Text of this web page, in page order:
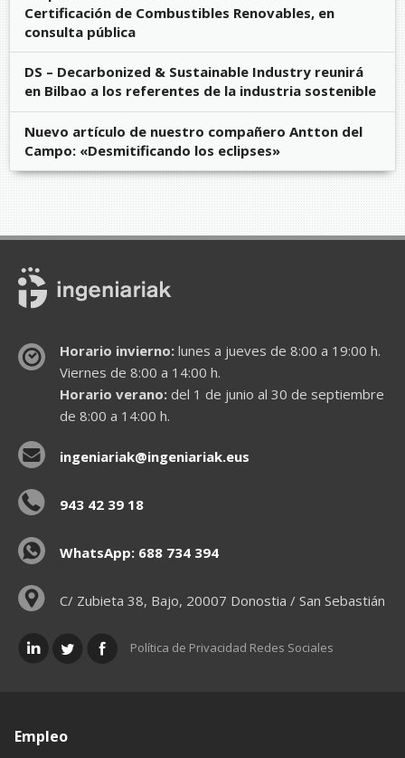
Certificación de Combustibles Renovables, en
consulta pública
DS – Decarbonized & Sustainable Industry reunirá
en Bilbao a los referentes de la industria sostenible
Nuevo artículo de nuestro compañero Antton del
Campo: «Desmitificando los eclipses»
Horario invierno:lunes a jueves de 8:00 a 19:00 h.
Viernes de 8:00 a 14:00 h.
Horario verano:del 1 de junio al 30 de septiembre
de 8:00 a 14:00 h.
ingeniariak@ingeniariak.eus
943 42 39 18
WhatsApp: 688 734 394
C/ Zubieta 38, Bajo, 20007 Donostia / San Sebastián
Política de Privacidad Redes Sociales
Empleo